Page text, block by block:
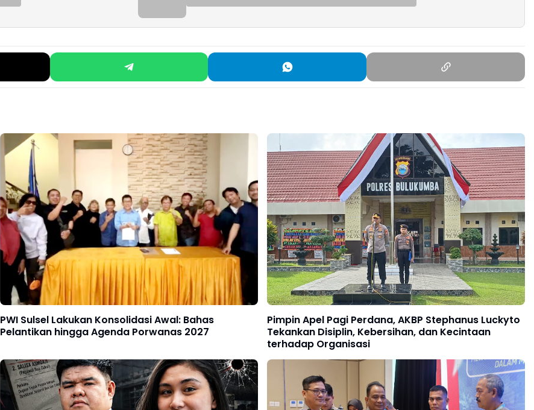
PWI Sulsel Lakukan Konsolidasi Awal: Bahas
Pelantikan hingga Agenda Porwanas 2027
Pimpin Apel Pagi Perdana, AKBP Stephanus Luckyto
Tekankan Disiplin, Kebersihan, dan Kecintaan
terhadap Organisasi